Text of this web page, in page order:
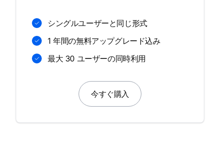
シングルユーザーと同じ形式
1 年間の無料アップグレード込み
最大 30 ユーザーの同時利用
今すぐ購入